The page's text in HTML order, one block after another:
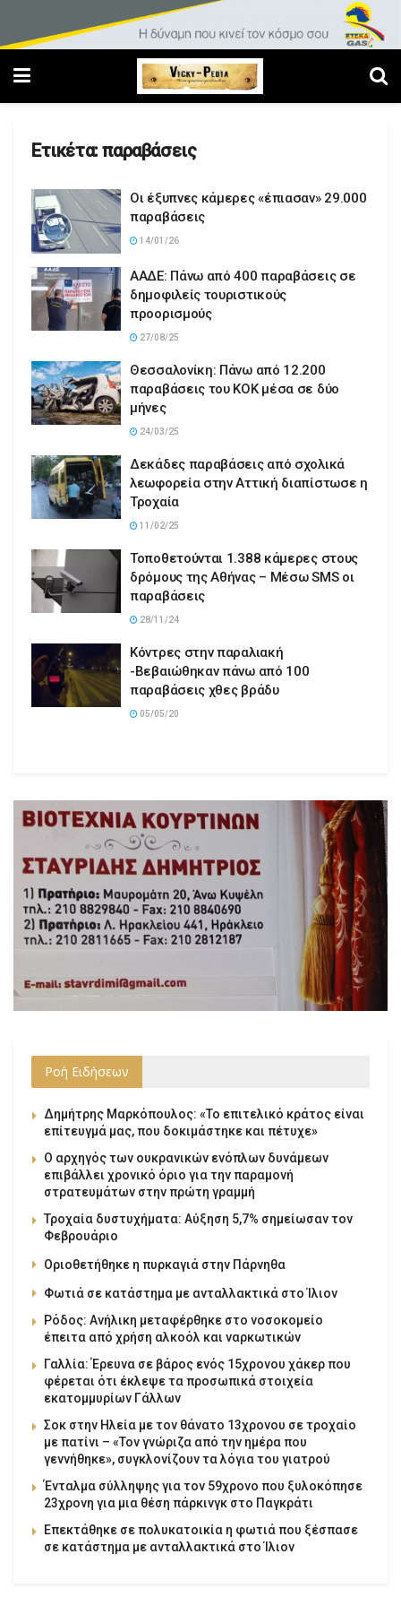
Ετικέτα:παραβάσεις
Οι έξυπνες κάμερες «έπιασαν» 29.000
παραβάσεις
14/01/26
ΑΑΔΕ: Πάνω από 400 παραβάσεις σε
δημοφιλείς τουριστικούς
προορισμούς
27/08/25
Θεσσαλονίκη: Πάνω από 12.200
παραβάσεις του ΚΟΚ μέσα σε δύο
μήνες
24/03/25
Δεκάδες παραβάσεις από σχολικά
λεωφορεία στην Αττική διαπίστωσε η
Τροχαία
11/02/25
Τοποθετούνται 1.388 κάμερες στους
δρόμους της Αθήνας – Μέσω SMS οι
παραβάσεις
28/11/24
Κόντρες στην παραλιακή
-Βεβαιώθηκαν πάνω από 100
παραβάσεις χθες βράδυ
05/05/20
Ροή Ειδήσεων
Δημήτρης Μαρκόπουλος: «Το επιτελικό κράτος είναι
επίτευγμά μας, που δοκιμάστηκε και πέτυχε»
Ο αρχηγός των ουκρανικών ενόπλων δυνάμεων
επιβάλλει χρονικό όριο για την παραμονή
στρατευμάτων στην πρώτη γραμμή
Τροχαία δυστυχήματα: Αύξηση 5,7% σημείωσαν τον
Φεβρουάριο
Οριοθετήθηκε η πυρκαγιά στην Πάρνηθα
Φωτιά σε κατάστημα με ανταλλακτικά στο Ίλιον
Ρόδος: Ανήλικη μεταφέρθηκε στο νοσοκομείο
έπειτα από χρήση αλκοόλ και ναρκωτικών
Γαλλία: Έρευνα σε βάρος ενός 15χρονου χάκερ που
φέρεται ότι έκλεψε τα προσωπικά στοιχεία
εκατομμυρίων Γάλλων
Σοκ στην Ηλεία με τον θάνατο 13χρονου σε τροχαίο
με πατίνι – «Τον γνώριζα από την ημέρα που
γεννήθηκε», συγκλονίζουν τα λόγια του γιατρού
Ένταλμα σύλληψης για τον 59χρονο που ξυλοκόπησε
23χρονη για μια θέση πάρκινγκ στο Παγκράτι
Επεκτάθηκε σε πολυκατοικία η φωτιά που ξέσπασε
σε κατάστημα με ανταλλακτικά στο Ίλιον